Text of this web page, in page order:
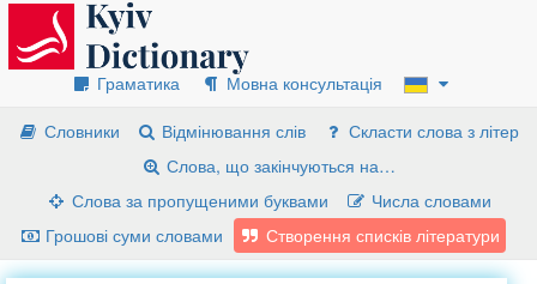
Граматика
Мовна консультація
Словники
Відмінювання слів
Скласти слова з літер
Слова, що закінчуються на…
Слова за пропущеними буквами
Числа словами
Грошові суми словами
Створення списків літератури